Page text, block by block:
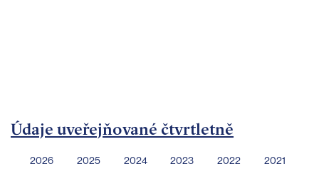
Údaje uveřejňované čtvrtletně
2026 2025 2024 2023 2022 2021